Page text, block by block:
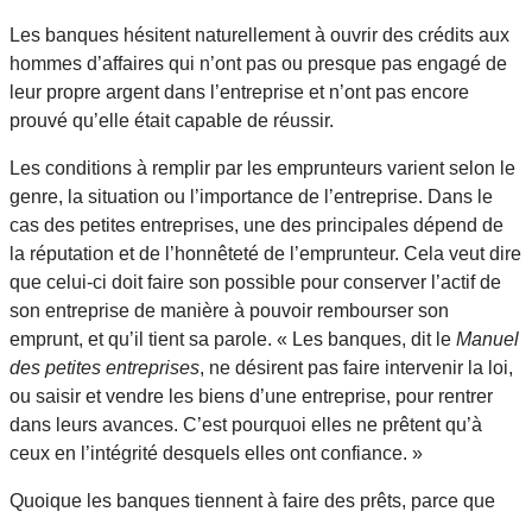
Les banques hésitent naturellement à ouvrir des crédits aux
hommes d’affaires qui n’ont pas ou presque pas engagé de
leur propre argent dans l’entreprise et n’ont pas encore
prouvé qu’elle était capable de réussir.
Les conditions à remplir par les emprunteurs varient selon le
genre, la situation ou l’importance de l’entreprise. Dans le
cas des petites entreprises, une des principales dépend de
la réputation et de l’honnêteté de l’emprunteur. Cela veut dire
que celui-ci doit faire son possible pour conserver l’actif de
son entreprise de manière à pouvoir rembourser son
emprunt, et qu’il tient sa parole. « Les banques, dit le Manuel
des petites entreprises, ne désirent pas faire intervenir la loi,
ou saisir et vendre les biens d’une entreprise, pour rentrer
dans leurs avances. C’est pourquoi elles ne prêtent qu’à
ceux en l’intégrité desquels elles ont confiance. »
Quoique les banques tiennent à faire des prêts, parce que